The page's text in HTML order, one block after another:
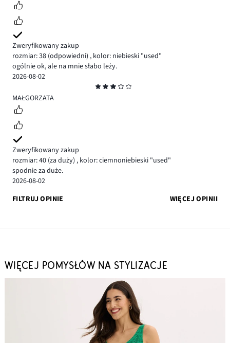
Zweryfikowany zakup
rozmiar: 38 (odpowiedni) , kolor: niebieski "used"
ogólnie ok, ale na mnie słabo leży.
2026-08-02
3
MAŁGORZATA
Zweryfikowany zakup
rozmiar: 40 (za duży) , kolor: ciemnoniebieski "used"
spodnie za duże.
2026-08-02
FILTRUJ OPINIE
WIĘCEJ OPINII
WIĘCEJ POMYSŁÓW NA STYLIZACJE